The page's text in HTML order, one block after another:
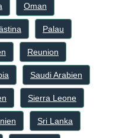
Oman
Palau
Reunion
Saudi Arabien
Sierra Leone
Sri Lanka